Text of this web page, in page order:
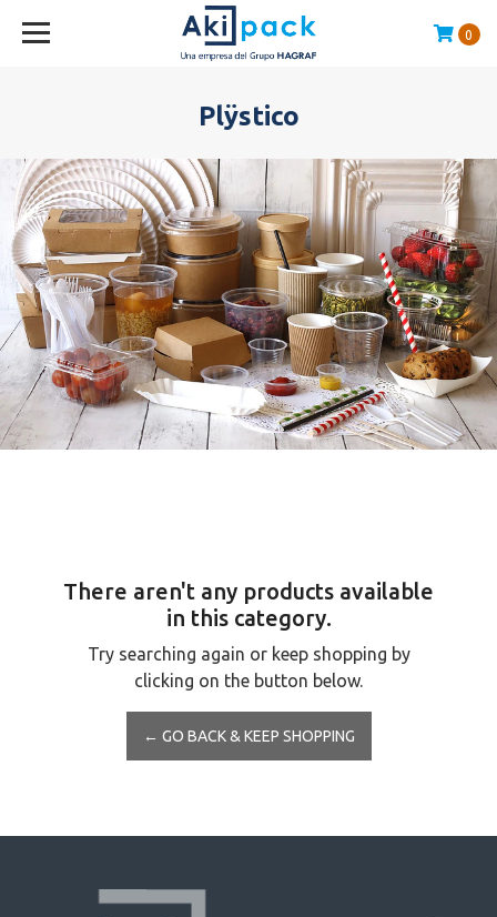
0
Plÿstico
There aren't any products available
in this category.
Try searching again or keep shopping by
clicking on the button below.
← GO BACK & KEEP SHOPPING